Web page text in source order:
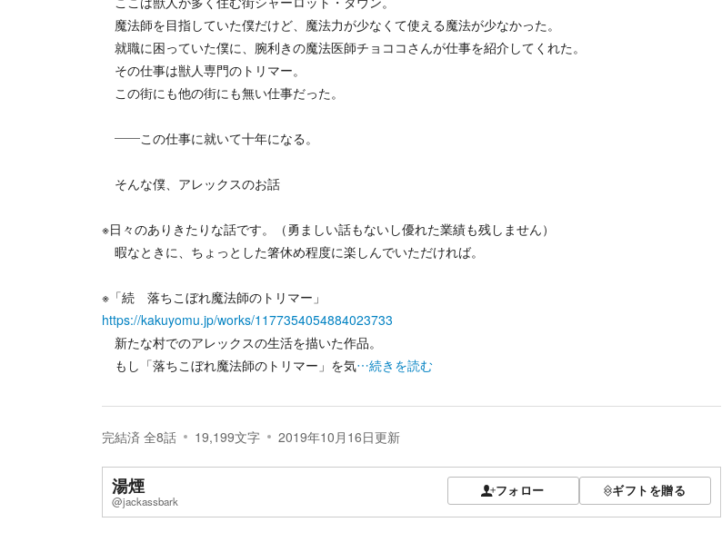
魔法師を目指していた僕だけど、魔法力が少なくて使える魔法が少なかった。
就職に困っていた僕に、腕利きの魔法医師チョココさんが仕事を紹介してくれた。
その仕事は獣人専門のトリマー。
この街にも他の街にも無い仕事だった。
――この仕事に就いて十年になる。
そんな僕、アレックスのお話
※日々のありきたりな話です。（勇ましい話もないし優れた業績も残しません）
暇なときに、ちょっとした箸休め程度に楽しんでいただければ。
※「続 落ちこぼれ魔法師のトリマー」
https://kakuyomu.jp/works/1177354054884023733
新たな村でのアレックスの生活を描いた作品。
もし「落ちこぼれ魔法師のトリマー」を気…続きを読む
完結済 全8話 19,199文字 2019年10月16日更新
湯煙
@jackassbark
フォロー ギフトを贈る